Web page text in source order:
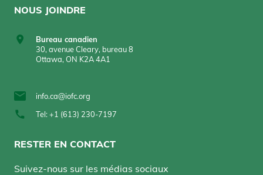
NOUS JOINDRE
Bureau canadien
30, avenue Cleary, bureau 8
Ottawa, ON K2A 4A1
info.ca@iofc.org
Tel: +1 (613) 230-7197
RESTER EN CONTACT
Suivez-nous sur les médias sociaux